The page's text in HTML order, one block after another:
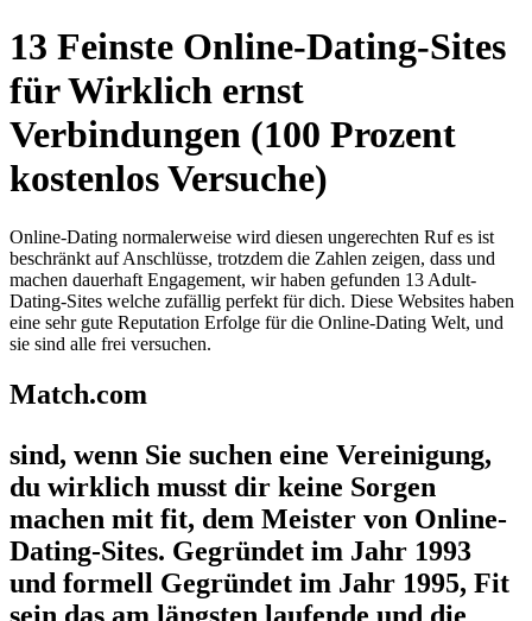
13 Feinste Online-Dating-Sites
für Wirklich ernst
Verbindungen (100 Prozent
kostenlos Versuche)
Online-Dating normalerweise wird diesen ungerechten Ruf es ist
beschränkt auf Anschlüsse, trotzdem die Zahlen zeigen, dass und
machen dauerhaft Engagement, wir haben gefunden 13 Adult-
Dating-Sites welche zufällig perfekt für dich. Diese Websites haben
eine sehr gute Reputation Erfolge für die Online-Dating Welt, und
sie sind alle frei versuchen.
Match.com
sind, wenn Sie suchen eine Vereinigung,
du wirklich musst dir keine Sorgen
machen mit fit, dem Meister von Online-
Dating-Sites. Gegründet im Jahr 1993
und formell Gegründet im Jahr 1995, Fit
sein das am längsten laufende und die